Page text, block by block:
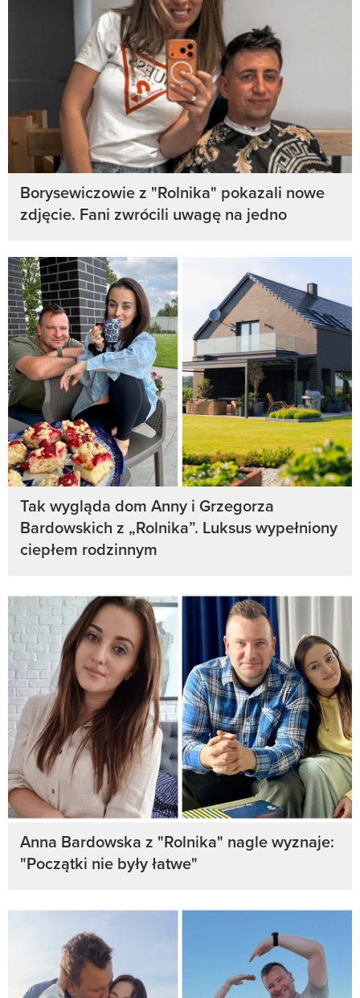
Borysewiczowie z "Rolnika" pokazali nowe
zdjęcie. Fani zwrócili uwagę na jedno
Tak wygląda dom Anny i Grzegorza
Bardowskich z „Rolnika”. Luksus wypełniony
ciepłem rodzinnym
Anna Bardowska z "Rolnika" nagle wyznaje:
"Początki nie były łatwe"